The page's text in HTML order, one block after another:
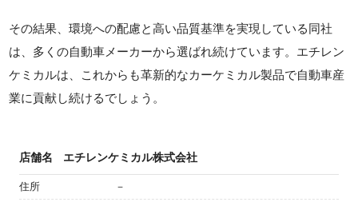
その結果、環境への配慮と高い品質基準を実現している同社
は、多くの自動車メーカーから選ばれ続けています。エチレン
ケミカルは、これからも革新的なカーケミカル製品で自動車産
業に貢献し続けるでしょう。
店舗名 エチレンケミカル株式会社
住所 －